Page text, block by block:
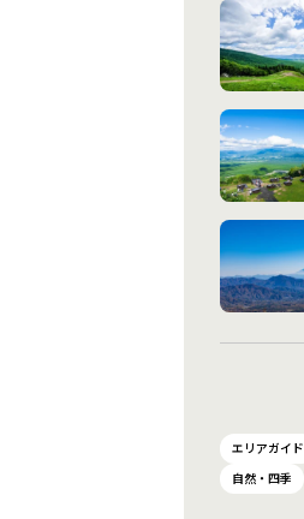
エリアガイド
自然・四季